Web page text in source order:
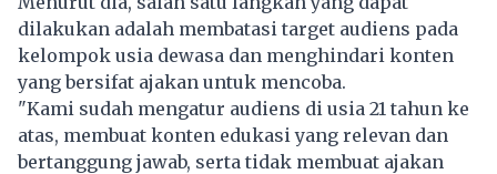
dilakukan adalah membatasi target audiens pada
kelompok usia dewasa dan menghindari konten
yang bersifat ajakan untuk mencoba.
"Kami sudah mengatur audiens di usia 21 tahun ke
atas, membuat konten edukasi yang relevan dan
bertanggung jawab, serta tidak membuat ajakan